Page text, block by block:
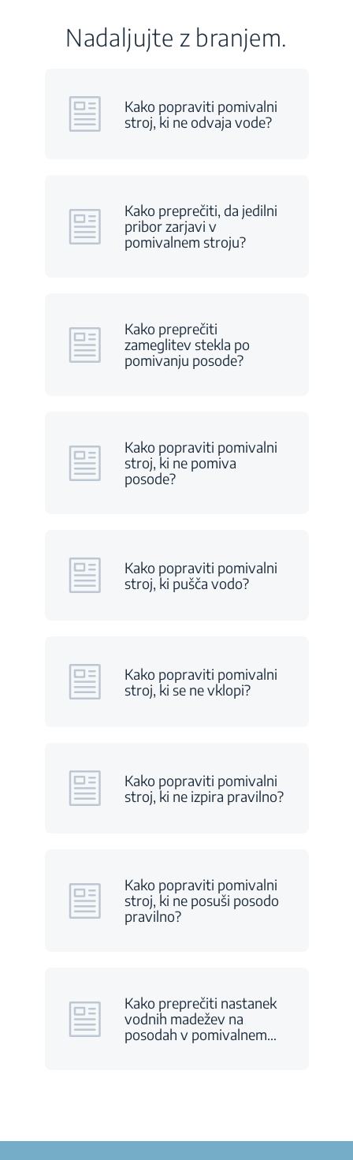
Nadaljujte z branjem.
Kako popraviti pomivalni
stroj, ki ne odvaja vode?
Kako preprečiti, da jedilni
pribor zarjavi v
pomivalnem stroju?
Kako preprečiti
zameglitev stekla po
pomivanju posode?
Kako popraviti pomivalni
stroj, ki ne pomiva
posode?
Kako popraviti pomivalni
stroj, ki pušča vodo?
Kako popraviti pomivalni
stroj, ki se ne vklopi?
Kako popraviti pomivalni
stroj, ki ne izpira pravilno?
Kako popraviti pomivalni
stroj, ki ne posuši posodo
pravilno?
Kako preprečiti nastanek
vodnih madežev na
posodah v pomivalnem…